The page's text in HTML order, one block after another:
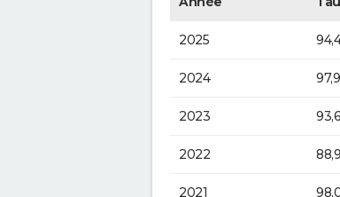
2025
2024
2023
2022
2021